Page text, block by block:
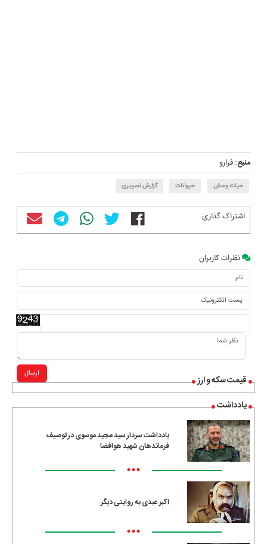
قیمت سکه و ارز
یادداشت
یادداشت سردار سید مجید موسوی در توصیف
فرماندهان شهید هوافضا
•••
اکبر عبدی به روایتی دیگر
•••
منبع:فرارو
حیات وحش حیوانات گزارش تصویری
اشتراک گذاری
نظرات کاربران
ارسال